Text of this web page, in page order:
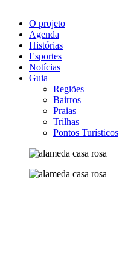
O projeto
Agenda
Histórias
Esportes
Notícias
Guia
Regiões
Bairros
Praias
Trilhas
Pontos Turísticos